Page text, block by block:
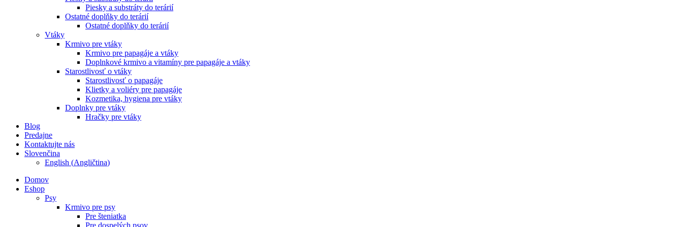
Piesky a substráty do terárií
Ostatné doplňky do terárií
Ostatné doplňky do terárií
Vtáky
Krmivo pre vtáky
Krmivo pre papagáje a vtáky
Doplnkové krmivo a vitamíny pre papagáje a vtáky
Starostlivosť o vtáky
Starostlivosť o papagáje
Klietky a voliéry pre papagáje
Kozmetika, hygiena pre vtáky
Doplnky pre vtáky
Hračky pre vtáky
Blog
Predajne
Kontaktujte nás
Slovenčina
English (Angličtina)
Domov
Eshop
Psy
Krmivo pre psy
Pre šteniatka
Pre dospelých psov